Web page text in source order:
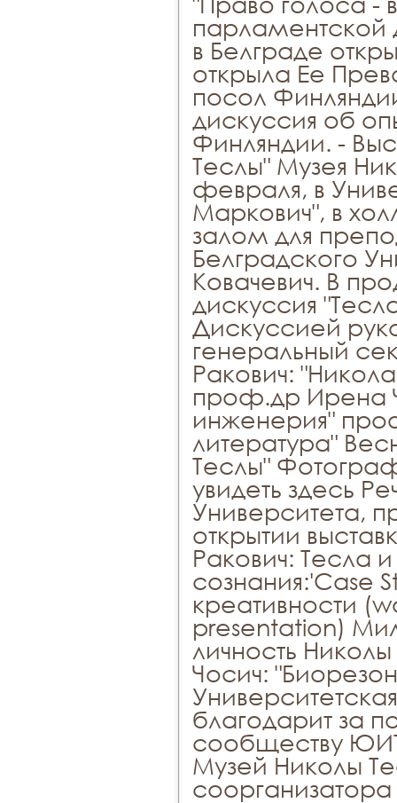
парламентской
в Белграде
открыла Ее
посол
дискуссия об
Финляндии. -
Теслы" Музея
февраля, в
Маркович", в
залом для
Белградского
Ковачевич. В
дискуссия
Дискуссией
генеральный
Ракович:
проф.др Ирена
инженерия"
литература"
Теслы"
увидеть здесь
Университета,
открытии
Ракович: Тесла
сознания:'Case
креативности
presentation)
личность
Чосич:
благодарит за
сообществу
Музей Николы